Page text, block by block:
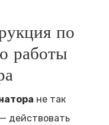
по
работы
не так
действовать